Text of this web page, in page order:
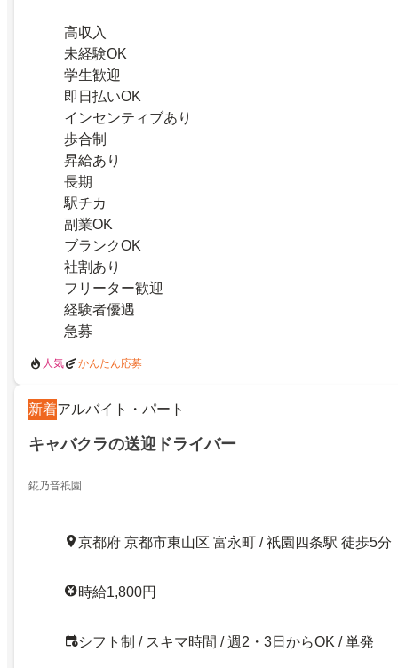
高収入
未経験OK
学生歓迎
即日払いOK
インセンティブあり
歩合制
昇給あり
長期
駅チカ
副業OK
ブランクOK
社割あり
フリーター歓迎
経験者優遇
急募
人気 かんたん応募
新着アルバイト・パート
キャバクラの送迎ドライバー
錵乃音祇園
京都府 京都市東山区 富永町 / 祇園四条駅 徒歩5分
時給1,800円
シフト制 / スキマ時間 / 週2・3日からOK / 単発